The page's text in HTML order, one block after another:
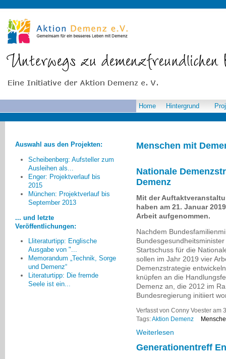
Menschen mit
Nationale
Demenz
Mit der
haben am 21. Januar
Arbeit aufgenommen.
Nachdem
Startschuss für die
sollen im Jahr 2019 vier
Demenzstrategie
knüpfen an die
Demenz an, die 2012 im
Bundesregierung initiiert
Verfasst von Conny Voester am
Tags:Aktion Demenz
Weiterlesen
Generationentreff
Home Hintergrund
Auswahl aus den Projekten:
Scheibenberg: Aufsteller zum
Ausleihen als...
Enger: Projektverlauf bis
2015
München: Projektverlauf bis
September 2013
... und letzte
Veröffentlichungen:
Lliteraturtipp: Englische
Ausgabe von "...
Memorandum „Technik, Sorge
und Demenz“
Literaturtipp: Die fremde
Seele ist ein...
Verblüffend zu beobachten
waren die einfachen und dabei
wirkungsvollen Ansätze, die in
manchen Unternehmen oder
Vereinen bereits zur Kompensation
altersbedingter Einschränkungen
installiert wurden.
Manfred Schnabel, Hofheim